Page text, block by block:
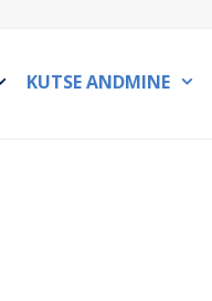
KUTSE ANDMINE